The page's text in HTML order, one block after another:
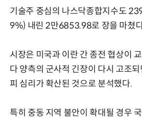
기술주 중심의 나스닥종합지수도
9%) 내린 2만6853.98로 장을 마쳤
시장은 미국과 이란 간 종전 협상이
다 양측의 군사적 긴장이 다시 고조되
피 심리가 확산된 것으로 분석했다.
특히 중동 지역 불안이 확대될 경우